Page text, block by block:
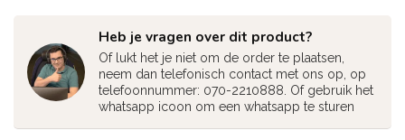
Heb je vragen over dit product?
Of lukt het je niet om de order te plaatsen,
neem dan telefonisch contact met ons op, op
telefoonnummer: 070-2210888. Of gebruik het
whatsapp icoon om een whatsapp te sturen